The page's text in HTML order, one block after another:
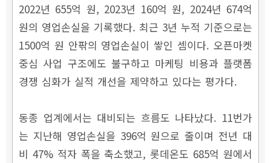
2022년 655억 원, 2023년 160억 원, 2024년 674억
원의 영업손실을 기록했다. 최근 3년 누적 기준으로는
1500억 원 안팎의 영업손실이 쌓인 셈이다. 오픈마켓
중심 사업 구조에도 불구하고 마케팅 비용과 플랫폼
경쟁 심화가 실적 개선을 제약하고 있다는 평가다.
동종 업계에서는 대비되는 흐름도 나타났다. 11번가
는 지난해 영업손실을 396억 원으로 줄이며 전년 대
비 47% 적자 폭을 축소했고, 롯데온도 685억 원에서